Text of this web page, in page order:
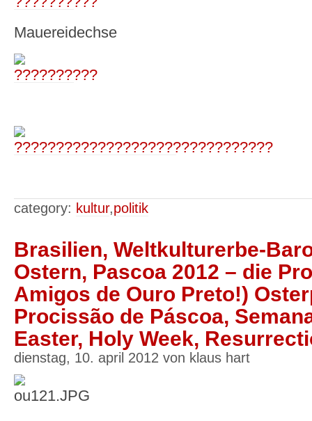
Mauereidechse
category: kultur,politik
Brasilien, Weltkulturerbe-
Ostern, Pascoa 2012 – die
Amigos de Ouro Preto!)
Procissão de Páscoa,
Easter, Holy Week,
dienstag, 10. april 2012 von klaus hart